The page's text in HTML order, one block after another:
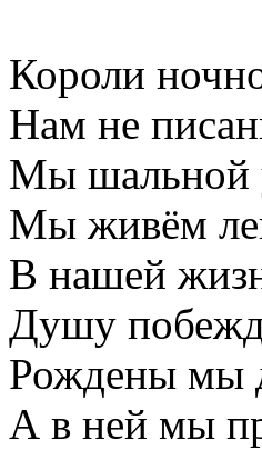
Короли
Нам не
Мы шальной
Мы живём
В нашей
Душу
Рождены мы
А в ней мы